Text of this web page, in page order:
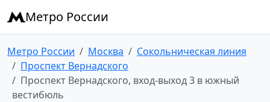
Метро России
Метро России Москва
Сокольническая линия
Проспект Вернадского
Проспект Вернадского, вход-выход 3 в южный
вестибюль